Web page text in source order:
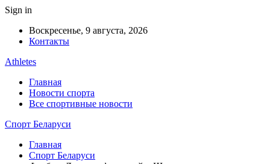
Sign in
Воскресенье, 9 августа, 2026
Контакты
Athletes
Главная
Новости спорта
Все спортивные новости
Спорт Беларуси
Главная
Спорт Беларуси